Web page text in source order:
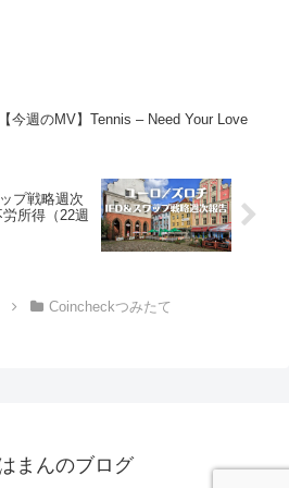
【今週のMV】Tennis – Need Your Love
プ戦略週次
所得（22週
Coincheckつみたて
まんのブログ